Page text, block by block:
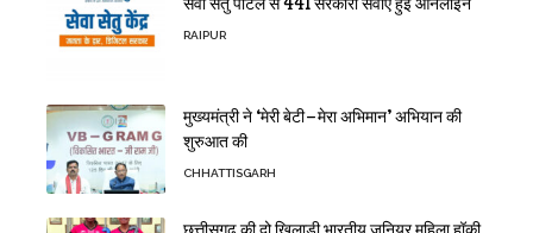
RAIPUR
मुख्यमंत्री ने ‘मेरी बेटी–मेरा अभिमान’ अभियान की
शुरुआत की
CHHATTISGARH